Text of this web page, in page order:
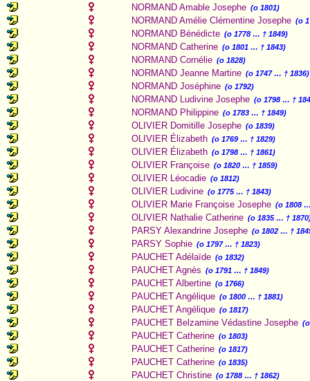
NORMAND Amable Josephe (o 1801)
NORMAND Amélie Clémentine Josephe (o
NORMAND Bénédicte (o 1778 … † 1849)
NORMAND Catherine (o 1801 … † 1843)
NORMAND Cornélie (o 1828)
NORMAND Jeanne Martine (o 1747 … † 1836)
NORMAND Joséphine (o 1792)
NORMAND Ludivine Josephe (o 1798 … †
NORMAND Philippine (o 1783 … † 1849)
OLIVIER Domitille Josephe (o 1839)
OLIVIER Élizabeth (o 1769 … † 1829)
OLIVIER Élizabeth (o 1798 … † 1861)
OLIVIER Françoise (o 1820 … † 1859)
OLIVIER Léocadie (o 1812)
OLIVIER Ludivine (o 1775 … † 1843)
OLIVIER Marie Françoise Josephe (o 1808
OLIVIER Nathalie Catherine (o 1835 … †
PARSY Alexandrine Josephe (o 1802 … †
PARSY Sophie (o 1797 … † 1823)
PAUCHET Adélaïde (o 1832)
PAUCHET Agnès (o 1791 … † 1849)
PAUCHET Albertine (o 1766)
PAUCHET Angélique (o 1800 … † 1881)
PAUCHET Angélique (o 1817)
PAUCHET Belzamine Védastine Josephe
PAUCHET Catherine (o 1803)
PAUCHET Catherine (o 1817)
PAUCHET Catherine (o 1835)
PAUCHET Christine (o 1788 … † 1862)